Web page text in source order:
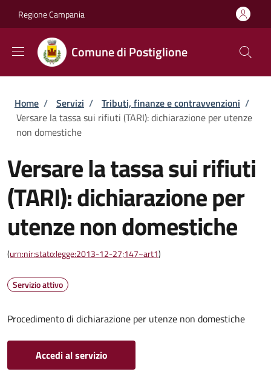
Regione Campania
Comune di Postiglione
Briciole di pane
Home / Servizi / Tributi, finanze e contravvenzioni /
Versare la tassa sui rifiuti (TARI): dichiarazione per utenze
non domestiche
Versare la tassa sui rifiuti
(TARI): dichiarazione per
utenze non domestiche
(urn:nir:stato:legge:2013-12-27;147~art1)
Servizio attivo
Procedimento di dichiarazione per utenze non domestiche
Accedi al servizio